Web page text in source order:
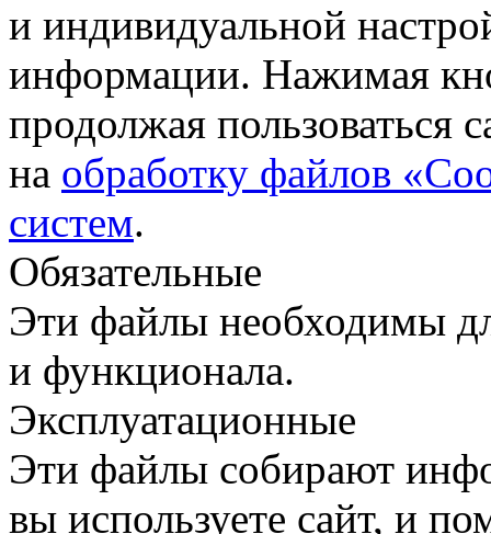
и индивидуальной
информации. Нажимая
продолжая пользоваться
на обработку файлов
систем.
Обязательные
Эти файлы необходимы
и функционала.
Эксплуатационные
Эти файлы собирают
вы используете сайт, и